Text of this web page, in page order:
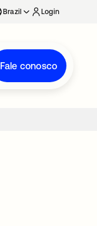
Brazil Login
Fale conosco